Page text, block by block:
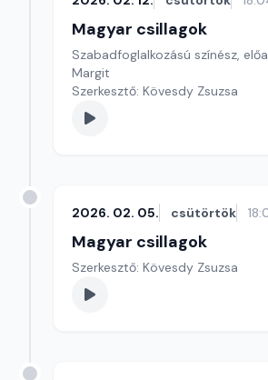
Magyar csillagok
Szabadfoglalkozású színész,
Margit
Szerkesztő: Kövesdy Zsuzsa
2026. 02. 05. csütörtök
Magyar csillagok
Szerkesztő: Kövesdy Zsuzsa